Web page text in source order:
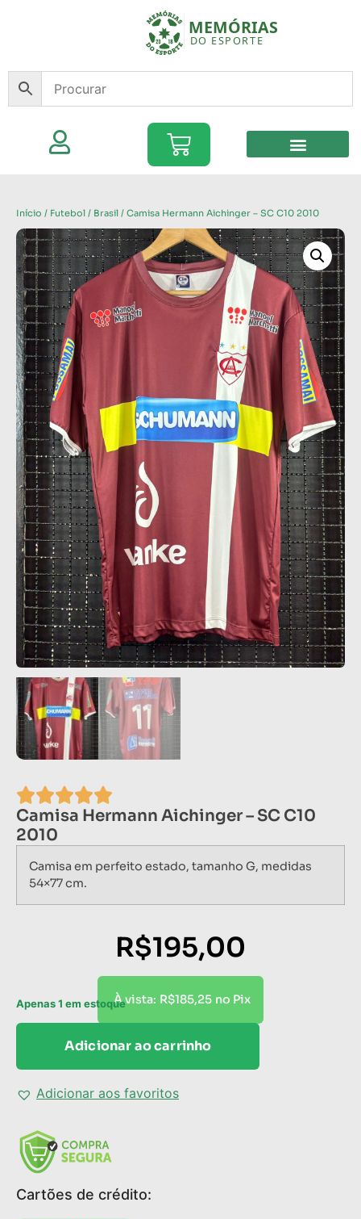
Início / Futebol / Brasil / Camisa Hermann Aichinger – SC C10 2010
Camisa Hermann Aichinger – SC C10
2010
Camisa em perfeito estado, tamanho G, medidas
54×77 cm.
R$195,00
À vista: R$185,25 no Pix
Apenas 1 em estoque
Adicionar ao carrinho
Adicionar aos favoritos
Cartões de crédito: